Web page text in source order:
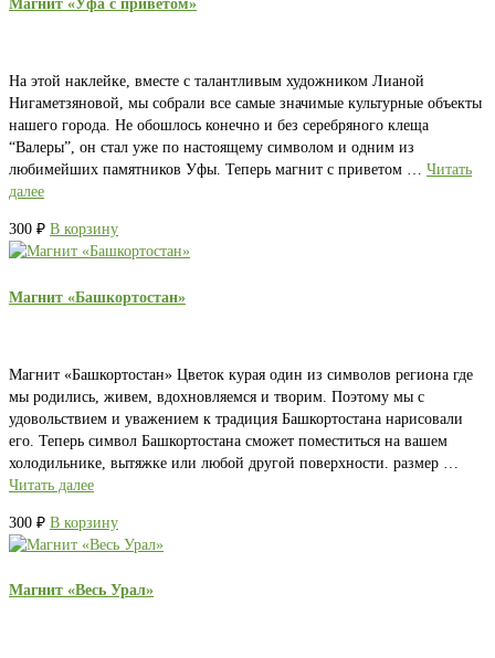
Магнит «Уфа с приветом»
На этой наклейке, вместе с талантливым художником Лианой
Нигаметзяновой, мы собрали все самые значимые культурные объекты
нашего города. Не обошлось конечно и без серебряного клеща
“Валеры”, он стал уже по настоящему символом и одним из
любимейших памятников Уфы. Теперь магнит с приветом … Читать
далее
300 ₽ В корзину
Магнит «Башкортостан»
Магнит «Башкортостан» Цветок курая один из символов региона где
мы родились, живем, вдохновляемся и творим. Поэтому мы с
удовольствием и уважением к традиция Башкортостана нарисовали
его. Теперь символ Башкортостана сможет поместиться на вашем
холодильнике, вытяжке или любой другой поверхности. размер …
Читать далее
300 ₽ В корзину
Магнит «Весь Урал»